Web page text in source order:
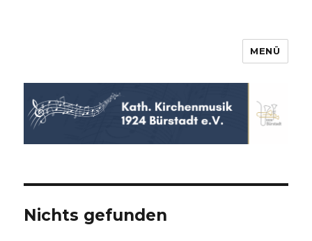
MENÜ
Nichts gefunden